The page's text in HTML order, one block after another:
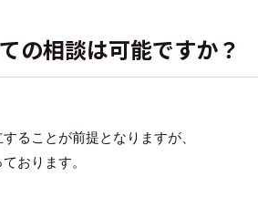
の相談は可能ですか？
ることが前提となりますが、
おります。